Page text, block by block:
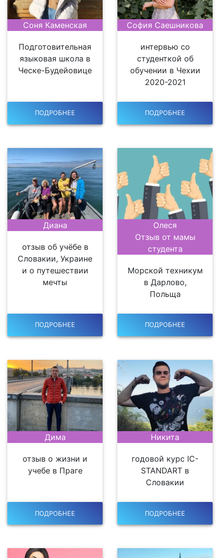
Соня Каменская
Подготовительная
языковая школа в
Ческе-Будейовице
ПОДРОБНЕЕ
София Саешникова
интервью со
студенткой об
обучении в Чехии
2020-2021
ПОДРОБНЕЕ
Диана
отзыв об учёбе в
Словакии, Украине
и о путешествии
мечты
ПОДРОБНЕЕ
Олеся
Отзыв от мамы
студента
Морской техникум
в Дарлово,
Польща
ПОДРОБНЕЕ
Дима
отзыв о жизни и
учебе в Праге
ПОДРОБНЕЕ
Никита
годовой курс IC-
STANDART в
Словакии
ПОДРОБНЕЕ